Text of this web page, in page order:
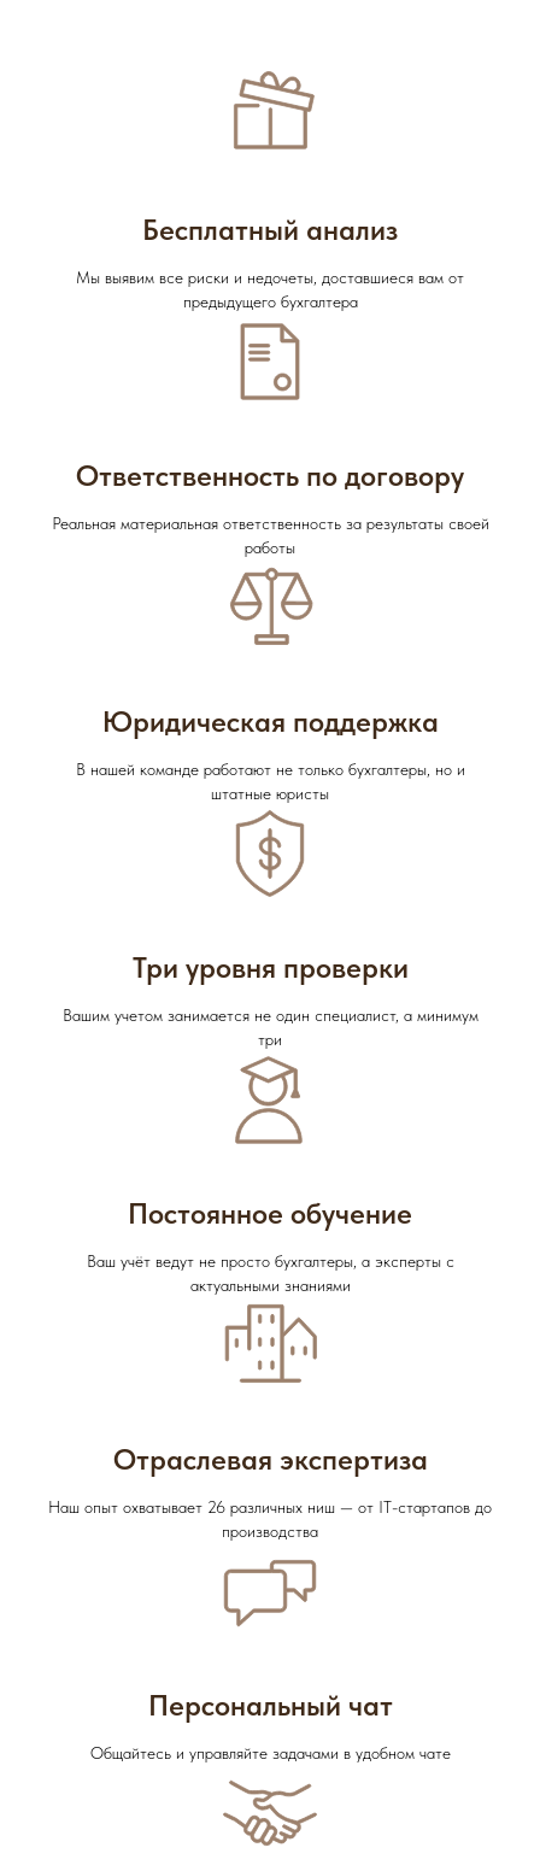
Бесплатный анализ
Мы выявим все риски и недочеты, доставшиеся вам от
предыдущего бухгалтера
Ответственность по договору
Реальная материальная ответственность за результаты своей
работы
Юридическая поддержка
В нашей команде работают не только бухгалтеры, но и
штатные юристы
Три уровня проверки
Вашим учетом занимается не один специалист, а минимум
три
Постоянное обучение
Ваш учёт ведут не просто бухгалтеры, а эксперты с
актуальными знаниями
Отраслевая экспертиза
Наш опыт охватывает 26 различных ниш — от IT-стартапов до
производства
Персональный чат
Общайтесь и управляйте задачами в удобном чате